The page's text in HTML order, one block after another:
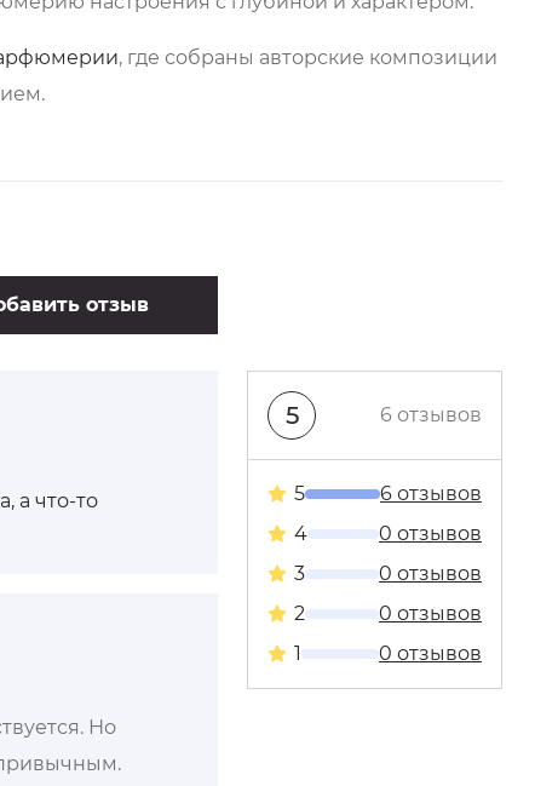
, где собраны авторские композиции
отзыв
а что-то
Но
5 6 отзывов
5
6 отзывов
4
0 отзывов
3
0 отзывов
2
0 отзывов
1
0 отзывов